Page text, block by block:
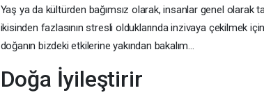
Yaş ya da kültürden bağımsız olarak, insanlar genel olarak
ikisinden fazlasının stresli olduklarında inzivaya çekilmek
doğanın bizdeki etkilerine yakından bakalım…
Doğa İyileştirir